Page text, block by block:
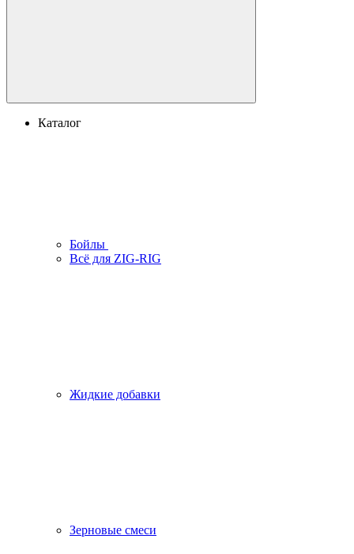
Каталог
Бойлы
Всё для ZIG-RIG
Жидкие добавки
Зерновые смеси